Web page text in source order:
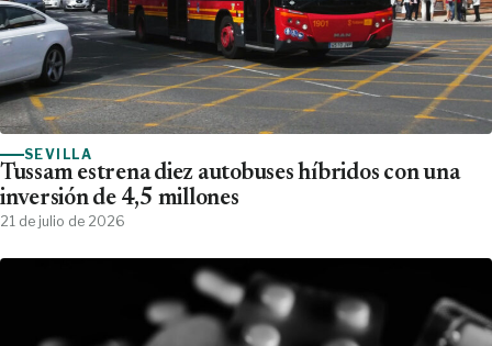
SEVILLA
Tussam estrena diez autobuses híbridos con una
inversión de 4,5 millones
21 de julio de 2026